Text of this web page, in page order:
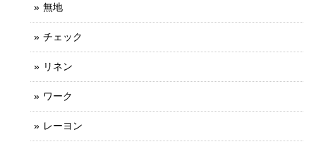
無地
チェック
リネン
ワーク
レーヨン